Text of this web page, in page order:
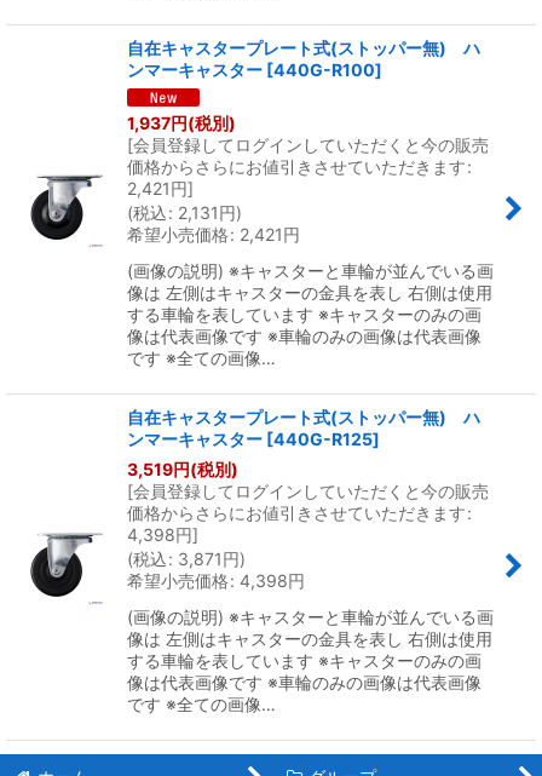
自在キャスタープレート式(ストッパー無) ハ
ンマーキャスター [440G-R100]
1,937円(税別)
[会員登録してログインしていただくと今の販売
価格からさらにお値引きさせていただきます:
2,421円]
(税込: 2,131円)
希望小売価格: 2,421円
(画像の説明) ※キャスターと車輪が並んでいる画
像は 左側はキャスターの金具を表し 右側は使用
する車輪を表しています ※キャスターのみの画
像は代表画像です ※車輪のみの画像は代表画像
です ※全ての画像…
自在キャスタープレート式(ストッパー無) ハ
ンマーキャスター [440G-R125]
3,519円(税別)
[会員登録してログインしていただくと今の販売
価格からさらにお値引きさせていただきます:
4,398円]
(税込: 3,871円)
希望小売価格: 4,398円
(画像の説明) ※キャスターと車輪が並んでいる画
像は 左側はキャスターの金具を表し 右側は使用
する車輪を表しています ※キャスターのみの画
像は代表画像です ※車輪のみの画像は代表画像
です ※全ての画像…